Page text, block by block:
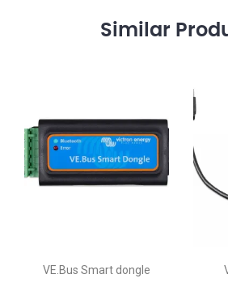
Similar
VE.Bus Smart dongle